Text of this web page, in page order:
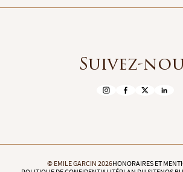
Suivez-
© EMILE GARCIN 2026HONORAIRES ET